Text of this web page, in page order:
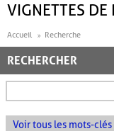
VIGNETTES DE
Accueil Recherche
RECHERCHER
Voir tous les mots-clés